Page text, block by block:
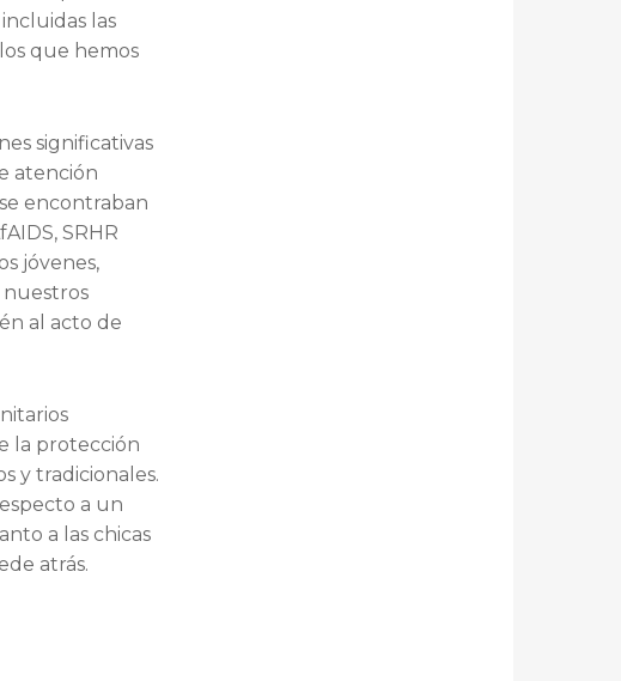
las
que hemos
significativas
atención
encontraban
SRHR
jóvenes,
nuestros
al acto de
la protección
y tradicionales.
a un
a las chicas
atrás.